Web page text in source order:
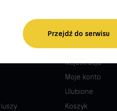
Moje konto
Logowanie
Rejestracja
Moje konto
Ulubione
Koszyk
Przejdź do serwisu